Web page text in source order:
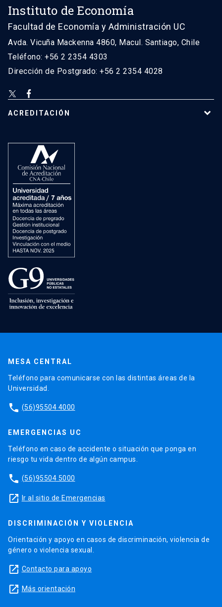
Instituto de Economía
Facultad de Economía y Administración UC
Avda. Vicuña Mackenna 4860, Macul. Santiago, Chile
Teléfono: +56 2 2354 4303
Dirección de Postgrado: +56 2 2354 4028
ACREDITACIÓN
MESA CENTRAL
Teléfono para comunicarse con las distintas áreas de la
Universidad.
phone (56)95504 4000
EMERGENCIAS UC
Teléfono en caso de accidente o situación que ponga en
riesgo tu vida dentro de algún campus.
phone (56)95504 5000
launch Ir al sitio de Emergencias
DISCRIMINACIÓN Y VIOLENCIA
Orientación y apoyo en casos de discriminación, violencia de
género o violencia sexual.
launch Contacto para apoyo
launch Más orientación